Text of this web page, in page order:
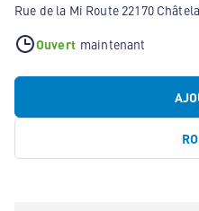
Rue de la Mi Route 22170
Ouvert maintenant